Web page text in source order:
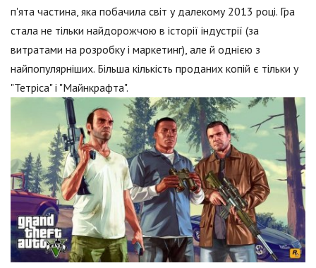
п'ята частина, яка побачила світ у далекому 2013 році. Гра
стала не тільки найдорожчою в історії індустрії (за
витратами на розробку і маркетинг), але й однією з
найпопулярніших. Більша кількість проданих копій є тільки у
"Тетріса" і "Майнкрафта".